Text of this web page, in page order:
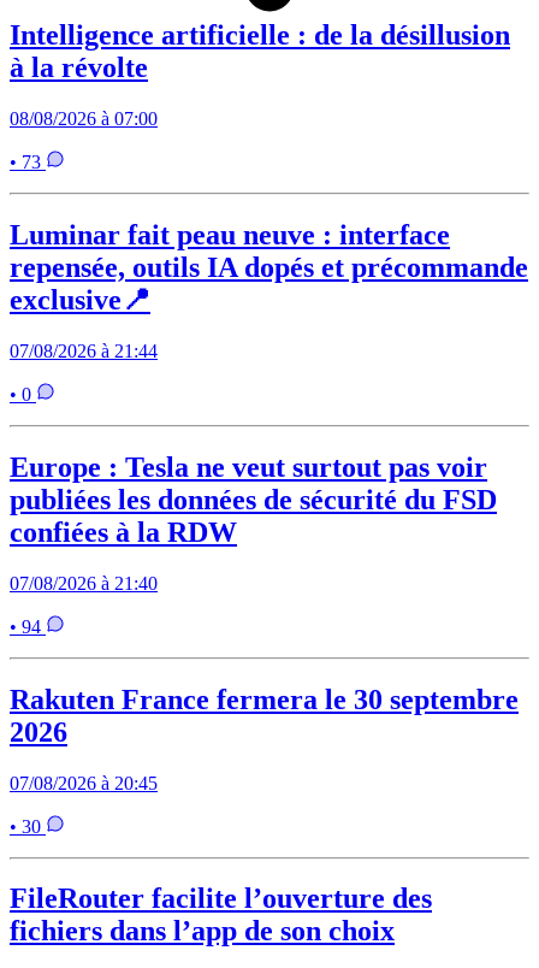
Intelligence artificielle : de la désillusion
à la révolte
08/08/2026 à 07:00
• 73
Luminar fait peau neuve : interface
repensée, outils IA dopés et précommande
exclusive📍
07/08/2026 à 21:44
• 0
Europe : Tesla ne veut surtout pas voir
publiées les données de sécurité du FSD
confiées à la RDW
07/08/2026 à 21:40
• 94
Rakuten France fermera le 30 septembre
2026
07/08/2026 à 20:45
• 30
FileRouter facilite l’ouverture des
fichiers dans l’app de son choix